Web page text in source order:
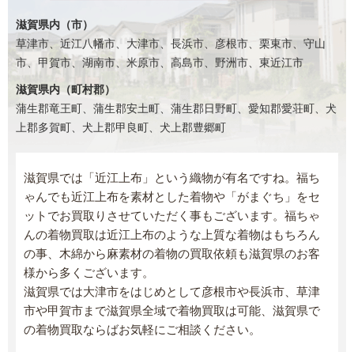
滋賀県内（市）
草津市、近江八幡市、大津市、長浜市、彦根市、栗東市、守山
市、甲賀市、湖南市、米原市、高島市、野洲市、東近江市
滋賀県内（町村郡）
蒲生郡竜王町、蒲生郡安土町、蒲生郡日野町、愛知郡愛荘町、犬
上郡多賀町、犬上郡甲良町、犬上郡豊郷町
滋賀県では「近江上布」という織物が有名ですね。福ち
ゃんでも近江上布を素材とした着物や「がまぐち」をセ
ットでお買取りさせていただく事もございます。福ちゃ
んの着物買取は近江上布のような上質な着物はもちろん
の事、木綿から麻素材の着物の買取依頼も滋賀県のお客
様から多くございます。
滋賀県では大津市をはじめとして彦根市や長浜市、草津
市や甲賀市まで滋賀県全域で着物買取は可能、滋賀県で
の着物買取ならばお気軽にご相談ください。